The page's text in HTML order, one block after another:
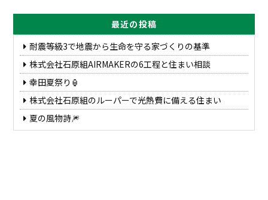
最近の投稿
耐震等級3で地震から生命を守る家づくりの基準
株式会社石原組AIRMAKERの6工程と住まい相談
幸田夏祭り🏮
株式会社石原組のルーパーで光熱費に備える住まい
夏の風物詩🎆